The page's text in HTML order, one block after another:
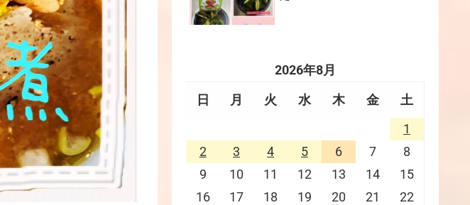
2026年8月
日
月 火 水 木 金
土
1
2
3 4 5 6 7
8
9
10 11 12 13 14
15
16
17 18 19 20 21
22